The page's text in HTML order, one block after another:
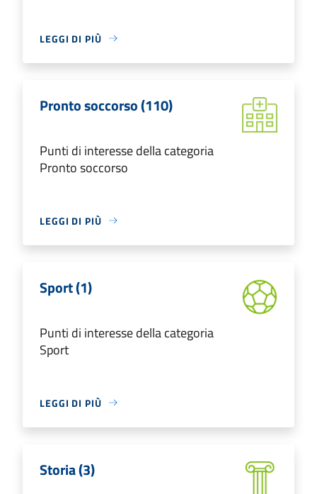
LEGGI DI PIÙ
Pronto soccorso (110)
Punti di interesse della categoria
Pronto soccorso
LEGGI DI PIÙ
Sport (1)
Punti di interesse della categoria
Sport
LEGGI DI PIÙ
Storia (3)